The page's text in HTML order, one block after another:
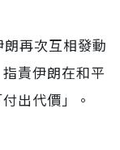
再次互相發動
責伊朗在和平
出代價」。